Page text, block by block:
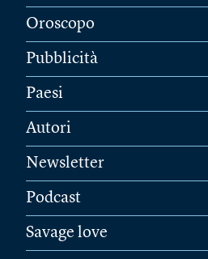
Oroscopo
Pubblicità
Paesi
Autori
Newsletter
Podcast
Savage love